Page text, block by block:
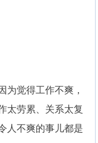
觉得工作不爽，
太劳累、关系太复
人不爽的事儿都是